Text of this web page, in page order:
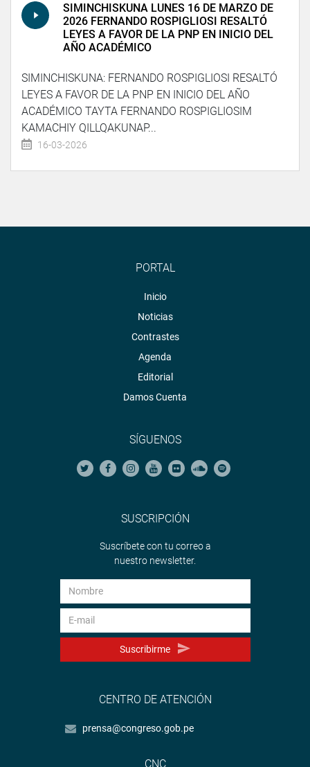
SIMINCHISKUNA LUNES 16 DE MARZO DE
2026 FERNANDO ROSPIGLIOSI RESALTÓ
LEYES A FAVOR DE LA PNP EN INICIO DEL
AÑO ACADÉMICO
SIMINCHISKUNA: FERNANDO ROSPIGLIOSI RESALTÓ
LEYES A FAVOR DE LA PNP EN INICIO DEL AÑO
ACADÉMICO TAYTA FERNANDO ROSPIGLIOSIM
KAMACHIY QILLQAKUNAP...
16-03-2026
PORTAL
Inicio
Noticias
Contrastes
Agenda
Editorial
Damos Cuenta
SÍGUENOS
SUSCRIPCIÓN
Suscríbete con tu correo a
nuestro newsletter.
Suscribirme
CENTRO DE ATENCIÓN
prensa@congreso.gob.pe
CNC